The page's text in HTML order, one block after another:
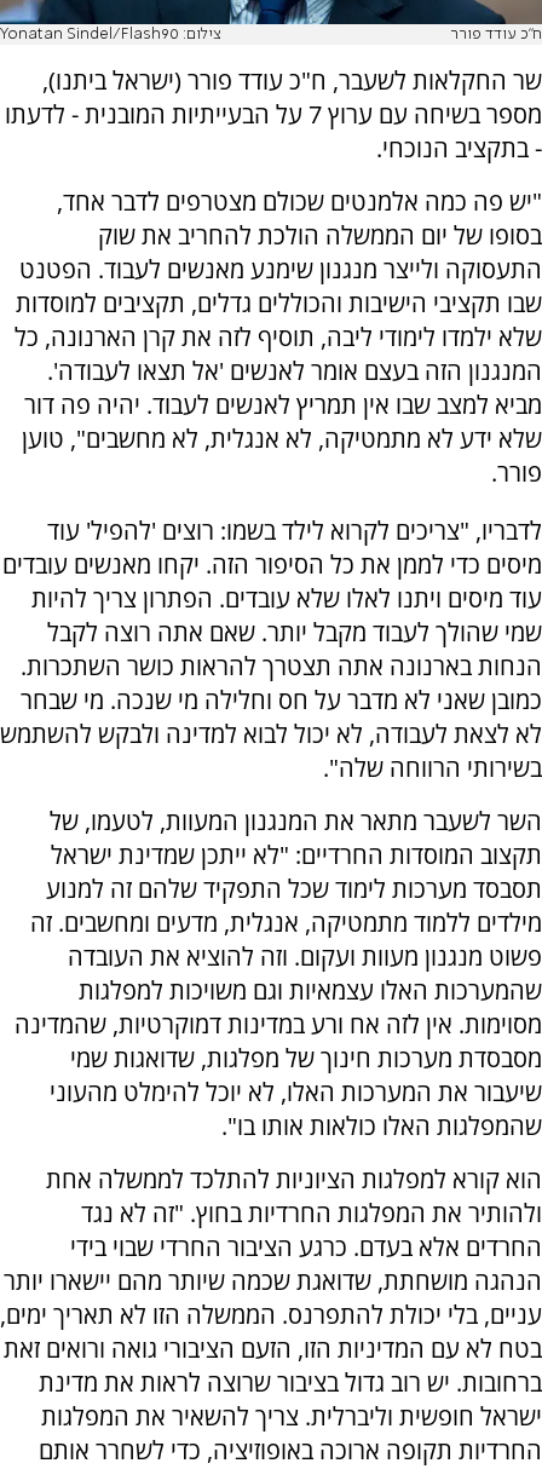
ח"כ עודד פורר צילום: Yonatan Sindel/Flash90
שר החקלאות לשעבר, ח"כ עודד פורר (ישראל ביתנו),
מספר בשיחה עם ערוץ 7 על הבעייתיות המובנית - לדעתו
- בתקציב הנוכחי.
"יש פה כמה אלמנטים שכולם מצטרפים לדבר אחד,
בסופו של יום הממשלה הולכת להחריב את שוק
התעסוקה ולייצר מנגנון שימנע מאנשים לעבוד. הפטנט
שבו תקציבי הישיבות והכוללים גדלים, תקציבים למוסדות
שלא ילמדו לימודי ליבה, תוסיף לזה את קרן הארנונה, כל
המנגנון הזה בעצם אומר לאנשים 'אל תצאו לעבודה'.
מביא למצב שבו אין תמריץ לאנשים לעבוד. יהיה פה דור
שלא ידע לא מתמטיקה, לא אנגלית, לא מחשבים", טוען
פורר.
לדבריו, "צריכים לקרוא לילד בשמו: רוצים 'להפיל' עוד
מיסים כדי לממן את כל הסיפור הזה. יקחו מאנשים עובדים
עוד מיסים ויתנו לאלו שלא עובדים. הפתרון צריך להיות
שמי שהולך לעבוד מקבל יותר. שאם אתה רוצה לקבל
הנחות בארנונה אתה תצטרך להראות כושר השתכרות.
כמובן שאני לא מדבר על חס וחלילה מי שנכה. מי שבחר
לא לצאת לעבודה, לא יכול לבוא למדינה ולבקש להשתמש
בשירותי הרווחה שלה".
השר לשעבר מתאר את המנגנון המעוות, לטעמו, של
תקצוב המוסדות החרדיים: "לא ייתכן שמדינת ישראל
תסבסד מערכות לימוד שכל התפקיד שלהם זה למנוע
מילדים ללמוד מתמטיקה, אנגלית, מדעים ומחשבים. זה
פשוט מנגנון מעוות ועקום. וזה להוציא את העובדה
שהמערכות האלו עצמאיות וגם משויכות למפלגות
מסוימות. אין לזה אח ורע במדינות דמוקרטיות, שהמדינה
מסבסדת מערכות חינוך של מפלגות, שדואגות שמי
שיעבור את המערכות האלו, לא יוכל להימלט מהעוני
שהמפלגות האלו כולאות אותו בו".
הוא קורא למפלגות הציוניות להתלכד לממשלה אחת
ולהותיר את המפלגות החרדיות בחוץ. "זה לא נגד
החרדים אלא בעדם. כרגע הציבור החרדי שבוי בידי
הנהגה מושחתת, שדואגת שכמה שיותר מהם יישארו יותר
עניים, בלי יכולת להתפרנס. הממשלה הזו לא תאריך ימים,
בטח לא עם המדיניות הזו, הזעם הציבורי גואה ורואים זאת
ברחובות. יש רוב גדול בציבור שרוצה לראות את מדינת
ישראל חופשית וליברלית. צריך להשאיר את המפלגות
החרדיות תקופה ארוכה באופוזיציה, כדי לשחרר אותם